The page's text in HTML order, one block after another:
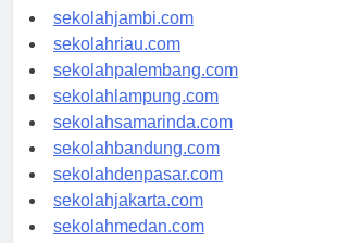
sekolahindonesia.id
sekolahjambi.com
sekolahriau.com
sekolahpalembang.com
sekolahlampung.com
sekolahsamarinda.com
sekolahbandung.com
sekolahdenpasar.com
sekolahjakarta.com